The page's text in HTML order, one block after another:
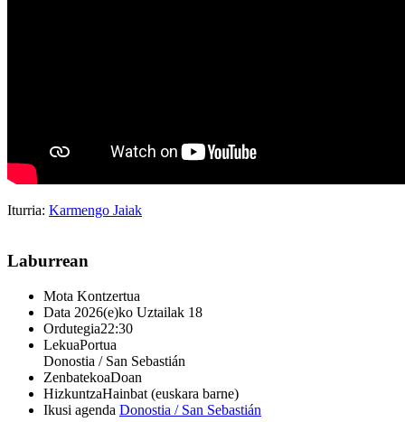
Iturria: Karmengo Jaiak
Laburrean
Mota Kontzertua
Data 2026(e)ko Uztailak 18
Ordutegia22:30
LekuaPortua
Donostia / San Sebastián
ZenbatekoaDoan
HizkuntzaHainbat (euskara barne)
Ikusi agenda Donostia / San Sebastián